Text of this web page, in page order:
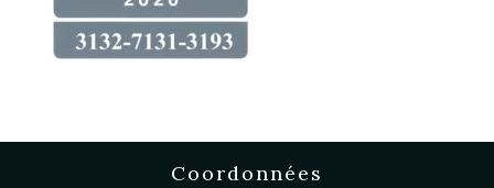
Coordonnées